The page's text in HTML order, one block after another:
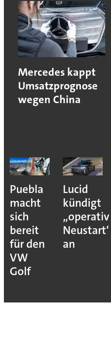
Mercedes kappt
Umsatzprognose
wegen China
Puebla
macht
sich
bereit
für den
VW
Golf
Lucid
kündigt
Neustart“
an